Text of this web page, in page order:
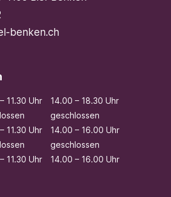
benken.ch
11.30 Uhr
14.00 – 18.30 Uhr
geschlossen
11.30 Uhr
14.00 – 16.00 Uhr
geschlossen
11.30 Uhr 14.00 – 16.00 Uhr